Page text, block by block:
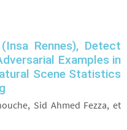
Rennes), Detect
Examples in
Scene Statistics
Sid Ahmed Fezza, et